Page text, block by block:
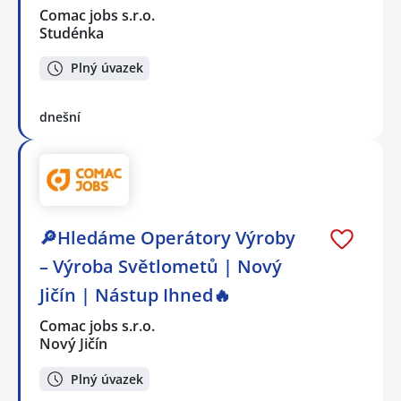
Comac jobs s.r.o.
Studénka
Plný úvazek
dnešní
🔎Hledáme Operátory Výroby
– Výroba Světlometů | Nový
Jičín | Nástup Ihned🔥
Comac jobs s.r.o.
Nový Jičín
Plný úvazek